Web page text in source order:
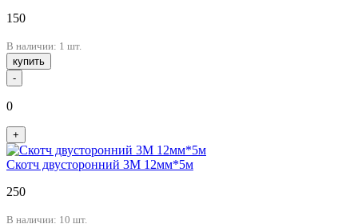
150
В наличии: 1 шт.
купить
-
0
+
Скотч двусторонний 3М 12мм*5м
250
В наличии: 10 шт.